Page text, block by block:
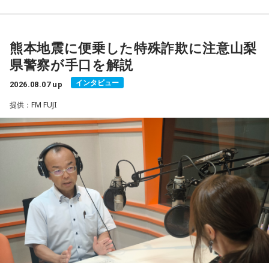
に、「令和8年8月8日」と「8」が並ぶ覚えやすい日付である
ことから、縁起を意識する人にとっても印象深い一日となり
そうです。
り、幸運や成功を約束するものではありません。
「新しい財布を使い始める」「旅行へ出発する」「新たな目
標を立てる」など、自分にとって前向きな一歩を踏み出すき
っかけとして、無理のない範囲で暦を取り入れてみるのもよ
いでしょう。
日々の暮らしを少し前向きにするヒントとして、2026年8月8
日の「寅の日」を過ごしてみてはいかがでしょうか。
・財布を新調する、または使い始める
・銀行口座を開設する
・旅行や帰省、出張へ出発する
・資格の勉強や新しい習い事を始める
・神社へ参拝する
・仕事や趣味の新たな目標を立てる
また、六曜の「先勝」は一般的に 午前中が吉とされているた
め、大切な予定を入れる場合は午前中を選ぶという考え方も
あります。
なお、これらは古くから伝わる暦の考え方であり、運気の上
昇や成果を保証するものではありません。自分の予定やライ
フスタイルに合わせて、無理のない範囲で取り入れるとよい
でしょう。
（写真左から）Mrs. GREEN APPLE大森元貴、藤澤涼架、若
井滉斗
＜番組概要＞
番組名：SCHOOL OF LOCK!
放送日時：月曜～木曜 22:00～23:55／金曜 22:00～22:55
パーソナリティ：アンジー校長（アンジェリーナ1/3・
Gacharic Spin）、たんぼ教頭（溝上たんぼ）
番組Webサイト： https://www.tfm.co.jp/lock/
番組公式X：
@sol_info
＜リスナーからのメッセージ＞
ミセス先生、こんばんは！ 7月5日のファイナルに参戦しまし
た！ 私にとって初めての「ゼンジン」シリーズだったので、
参加できて本当に良かったです。演奏が本当にかっこよく
セラ」の時の花火は相性が良すぎて、思わず泣いてしまいま
した。帰り道もプレイリストを聴きながら帰っていたのです
がその余韻でまたウルウルしてしまいました。最高の景色と
最高の演奏を、本当にありがとうございました。（埼玉県 18
歳 女の子）
大森：ありがとうございます！ 花火すごかったですね！
若井：すごかったよ！ ステージからの景色も花火も最高でし
たけれど。
熊本地震に便乗した特殊詐欺に注意山梨
県警察が手口を解説
2026.08.07 up インタビュー
提供：FM FUJI